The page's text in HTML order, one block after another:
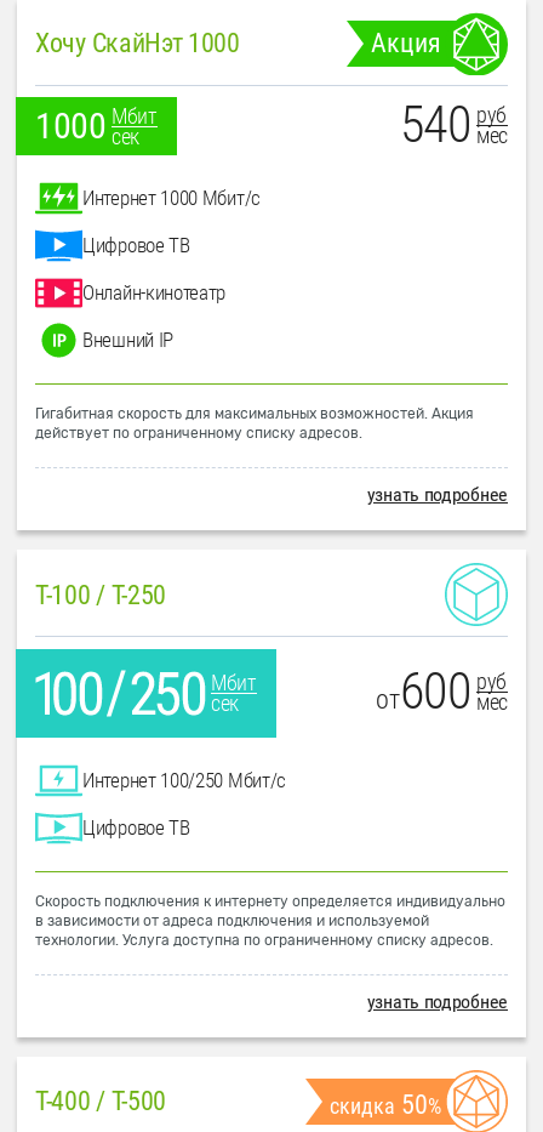
Хочу СкайНэт 1000 Акция
1000 Мбит
сек
540 руб
мес
Интернет 1000 Мбит/с
Цифровое ТВ
Онлайн-кинотеатр
Внешний IP
Гигабитная скорость для максимальных возможностей. Акция
действует по ограниченному списку адресов.
узнать подробнее
T-100 / T-250
Мбит
сек
от600 руб
мес
Интернет 100/250 Мбит/с
Цифровое ТВ
Скорость подключения к интернету определяется индивидуально
в зависимости от адреса подключения и используемой
технологии. Услуга доступна по ограниченному списку адресов.
узнать подробнее
T-400 / T-500 скидка 50%